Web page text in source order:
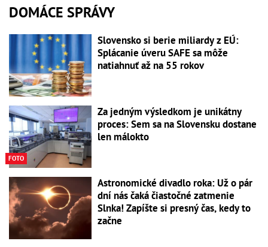
DOMÁCE SPRÁVY
Slovensko si berie miliardy z EÚ:
Splácanie úveru SAFE sa môže
natiahnuť až na 55 rokov
FOTO
Za jedným výsledkom je unikátny
proces: Sem sa na Slovensku dostane
len málokto
Astronomické divadlo roka: Už o pár
dní nás čaká čiastočné zatmenie
Slnka! Zapíšte si presný čas, kedy to
začne